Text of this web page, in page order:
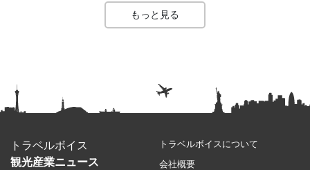
もっと見る
トラベルボイス
観光産業ニュース
トラベルボイスについて
会社概要